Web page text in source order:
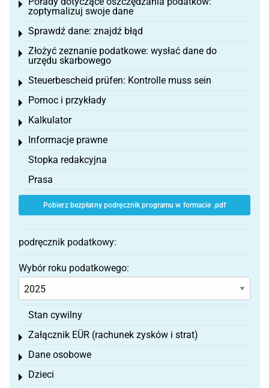
zoptymalizuj swoje dane
Toggle menu
Sprawdź dane: znajdź błąd
Toggle menu
Złożyć zeznanie podatkowe: wysłać dane do
urzędu skarbowego
Toggle menu
Steuerbescheid prüfen: Kontrolle muss sein
Toggle menu
Pomoc i przykłady
Toggle menu
Kalkulator
Toggle menu
Informacje prawne
Toggle menu
Stopka redakcyjna
Prasa
Pobierz bezpłatny podręcznik programu w formacie .pdf
podręcznik podatkowy:
Wybór roku podatkowego:
Stan cywilny
Załącznik EÜR (rachunek zysków i strat)
Toggle menu
Dane osobowe
Toggle menu
Dzieci
Toggle menu